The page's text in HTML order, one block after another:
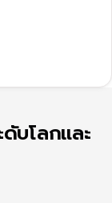
บโลกและ